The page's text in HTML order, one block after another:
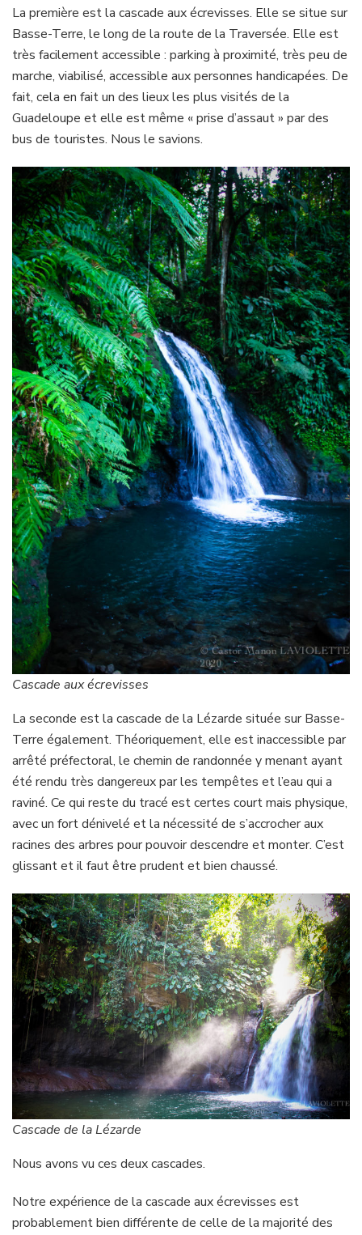
de
Lézarde
La première est la cascade aux écrevisses. Elle se situe sur
Basse-Terre, le long de la route de la Traversée. Elle est
très facilement accessible : parking à proximité, très peu de
marche, viabilisé, accessible aux personnes handicapées. De
fait, cela en fait un des lieux les plus visités de la
Guadeloupe et elle est même « prise d’assaut » par des
bus de touristes. Nous le savions.
Cascade aux écrevisses
La seconde est la cascade de la Lézarde située sur Basse-
Terre également. Théoriquement, elle est inaccessible par
arrêté préfectoral, le chemin de randonnée y menant ayant
été rendu très dangereux par les tempêtes et l’eau qui a
raviné. Ce qui reste du tracé est certes court mais physique,
avec un fort dénivelé et la nécessité de s’accrocher aux
racines des arbres pour pouvoir descendre et monter. C’est
glissant et il faut être prudent et bien chaussé.
Cascade de la Lézarde
Nous avons vu ces deux cascades.
Notre expérience de la cascade aux écrevisses est
probablement bien différente de celle de la majorité des